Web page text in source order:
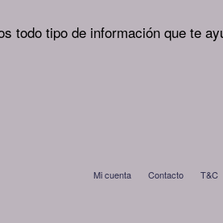
todo tipo de información que te
Mi cuenta Contacto T&C